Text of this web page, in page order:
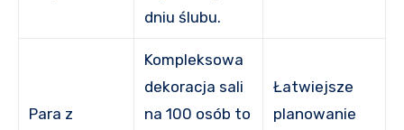
dniu ślubu.
Para z
Kompleksowa
dekoracja sali
na 100 osób to
Łatwiejsze
planowanie